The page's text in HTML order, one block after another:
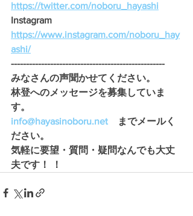
https://twitter.com/noboru_hayashi
Instagram
https://www.instagram.com/noboru_hay
ashi/
---------------------------------------------------
みなさんの声聞かせてください。
林登へのメッセージを募集していま
す。
info@hayasinoboru.net までメールく
ださい。
気軽に要望・質問・疑問なんでも大丈
夫です！ ！